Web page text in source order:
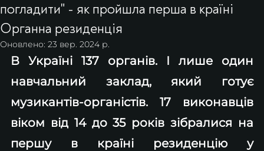
погладити" - як пройшла перша в країні
Органна резиденція
Оновлено: 23 вер. 2024 р.
В Україні 137 органів. І лише один
навчальний заклад, який готує
музикантів-органістів. 17 виконавців
віком від 14 до 35 років зібралися на
першу в країні резиденцію у